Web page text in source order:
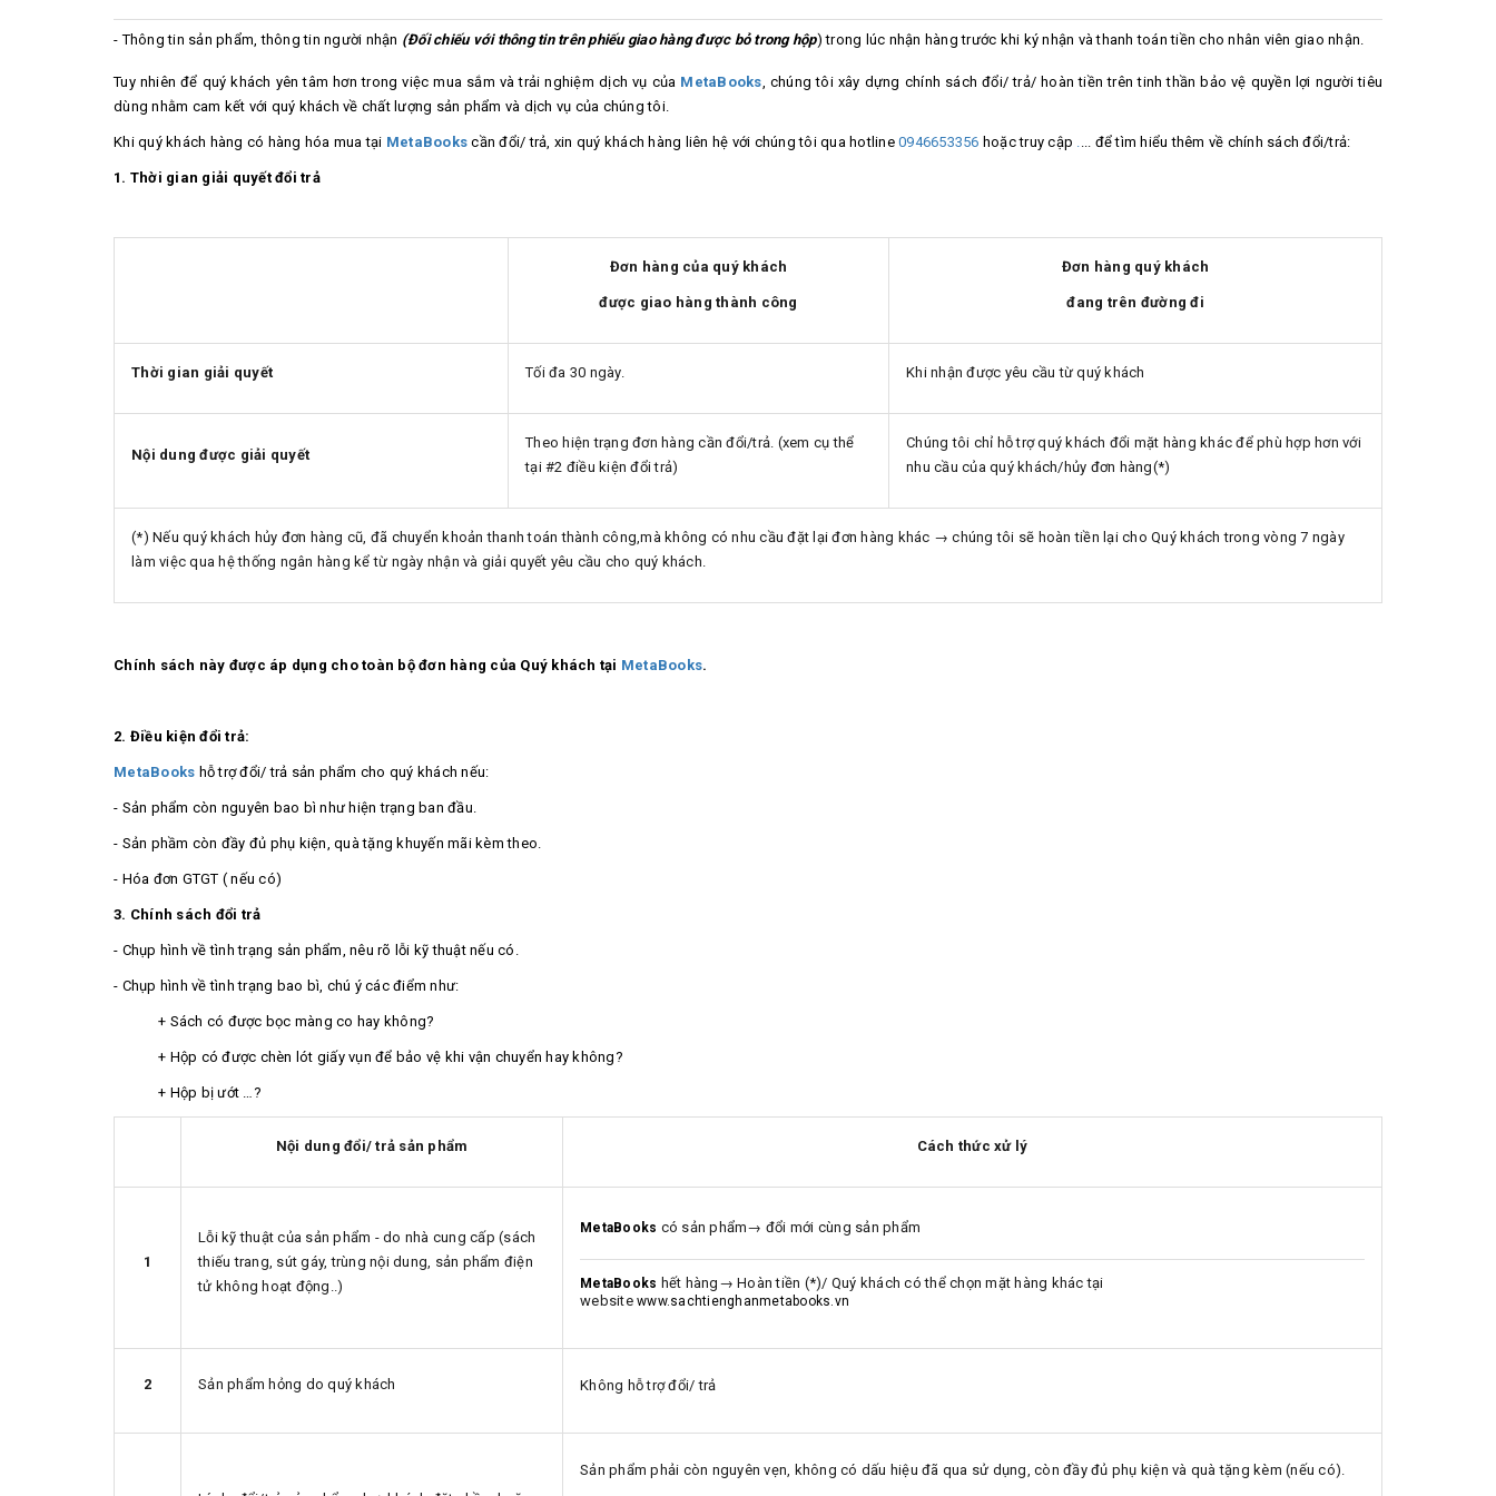
- Thông tin sản phẩm, thông tin người nhận (Đối chiếu với thông tin trên phiếu giao hàng được bỏ trong hộp) trong lúc nhận hàng trước khi ký nhận và thanh toán tiền cho nhân viên giao nhận.
Tuy nhiên để quý khách yên tâm hơn trong việc mua sắm và trải nghiệm dịch vụ của MetaBooks, chúng tôi xây dựng chính sách đổi/ trả/ hoàn tiền trên tinh thần bảo vệ quyền lợi người tiêu
dùng nhằm cam kết với quý khách về chất lượng sản phẩm và dịch vụ của chúng tôi.
Khi quý khách hàng có hàng hóa mua tại MetaBooks cần đổi/ trả, xin quý khách hàng liên hệ với chúng tôi qua hotline 0946653356 hoặc truy cập .... để tìm hiểu thêm về chính sách đổi/trả:
1. Thời gian giải quyết đổi trả
Đơn hàng của quý khách
được giao hàng thành công
Đơn hàng quý khách
đang trên đường đi
Thời gian giải quyết Tối đa 30 ngày. Khi nhận được yêu cầu từ quý khách
Nội dung được giải quyết
Theo hiện trạng đơn hàng cần đổi/trả. (xem cụ thể
tại #2 điều kiện đổi trả)
Chúng tôi chỉ hỗ trợ quý khách đổi mặt hàng khác để phù hợp hơn với
nhu cầu của quý khách/hủy đơn hàng(*)
(*) Nếu quý khách hủy đơn hàng cũ, đã chuyển khoản thanh toán thành công,mà không có nhu cầu đặt lại đơn hàng khác → chúng tôi sẽ hoàn tiền lại cho Quý khách trong vòng 7 ngày
làm việc qua hệ thống ngân hàng kể từ ngày nhận và giải quyết yêu cầu cho quý khách.
Chính sách này được áp dụng cho toàn bộ đơn hàng của Quý khách tại MetaBooks.
2. Điều kiện đổi trả:
MetaBooks hỗ trợ đổi/ trả sản phẩm cho quý khách nếu:
- Sản phẩm còn nguyên bao bì như hiện trạng ban đầu.
- Sản phầm còn đầy đủ phụ kiện, quà tặng khuyến mãi kèm theo.
- Hóa đơn GTGT ( nếu có)
3. Chính sách đổi trả
- Chụp hình về tình trạng sản phẩm, nêu rõ lỗi kỹ thuật nếu có.
- Chụp hình về tình trạng bao bì, chú ý các điểm như:
+ Sách có được bọc màng co hay không?
+ Hộp có được chèn lót giấy vụn để bảo vệ khi vận chuyển hay không?
+ Hộp bị ướt …?
Nội dung đổi/ trả sản phẩm Cách thức xử lý
1
Lỗi kỹ thuật của sản phẩm - do nhà cung cấp (sách
thiếu trang, sút gáy, trùng nội dung, sản phẩm điện
tử không hoạt động..)
MetaBooks có sản phẩm→ đổi mới cùng sản phẩm
MetaBooks hết hàng→ Hoàn tiền (*)/ Quý khách có thể chọn mặt hàng khác tại
website www.sachtienghanmetabooks.vn
2 Sản phẩm hỏng do quý khách Không hỗ trợ đổi/ trả
Sản phẩm phải còn nguyên vẹn, không có dấu hiệu đã qua sử dụng, còn đầy đủ phụ kiện và quà tặng kèm (nếu có).